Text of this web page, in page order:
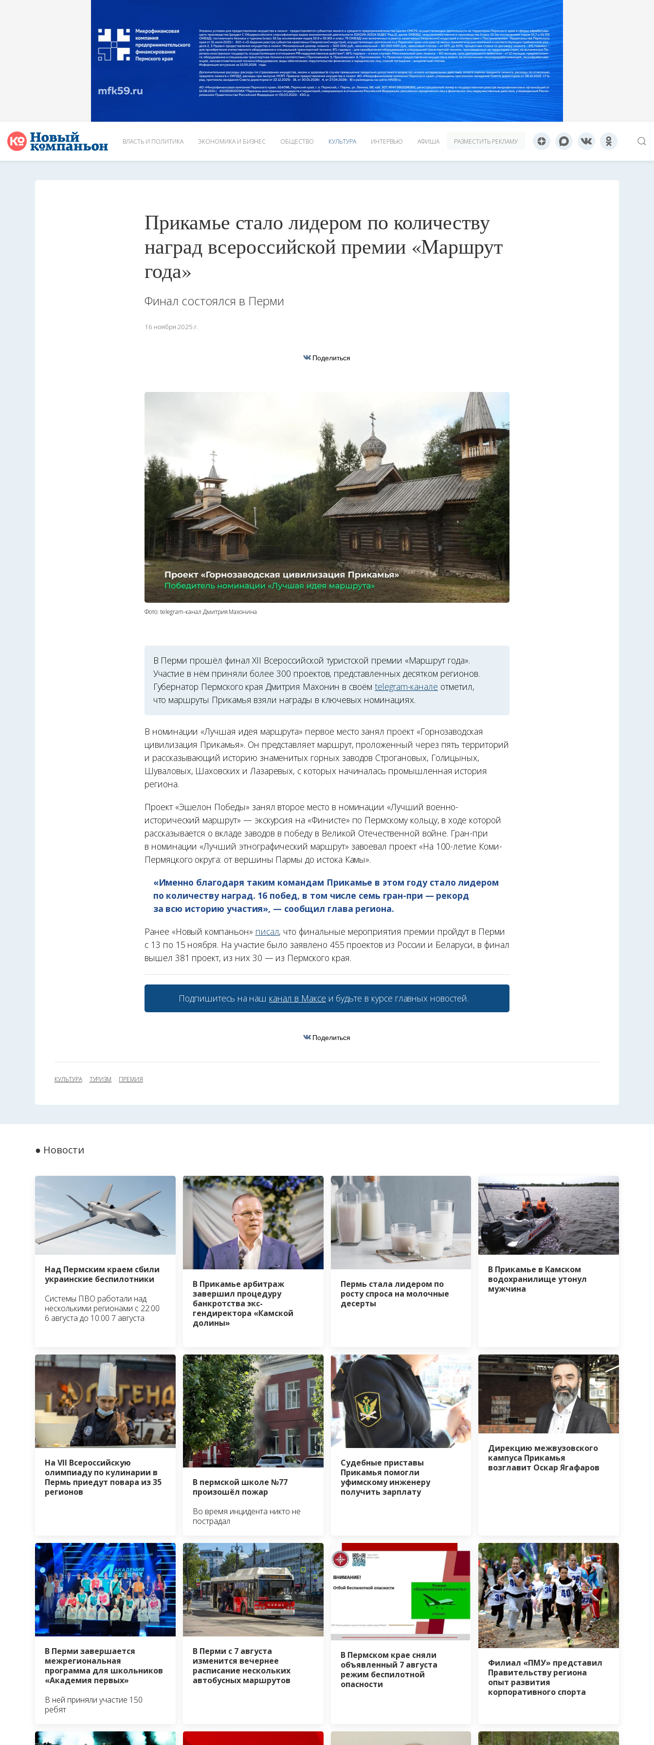
ВЛАСТЬ И ПОЛИТИКА ЭКОНОМИКА И БИЗНЕС ОБЩЕСТВО КУЛЬТУРА ИНТЕРВЬЮ АФИША РАЗМЕСТИТЬ РЕКЛАМУ
Прикамье стало лидером по количеству
наград всероссийской премии «Маршрут
года»
Финал состоялся в Перми
16 ноября 2025 г.
Поделиться
Фото: telegram-канал Дмитрия Махонина
В Перми прошёл финал XII Всероссийской туристской премии «Маршрут года».
Участие в нём приняли более 300 проектов, представленных десятком регионов.
Губернатор Пермского края Дмитрия Махонин в своём telegram-канале отметил,
что маршруты Прикамья взяли награды в ключевых номинациях.
В номинации «Лучшая идея маршрута» первое место занял проект «Горнозаводская
цивилизация Прикамья». Он представляет маршрут, проложенный через пять территорий
и рассказывающий историю знаменитых горных заводов Строгановых, Голицыных,
Шуваловых, Шаховских и Лазаревых, с которых начиналась промышленная история
региона.
Проект «Эшелон Победы» занял второе место в номинации «Лучший военно-
исторический маршрут» — экскурсия на «Финисте» по Пермскому кольцу, в ходе которой
рассказывается о вкладе заводов в победу в Великой Отечественной войне. Гран-при
в номинации «Лучший этнографический маршрут» завоевал проект «На 100-летие Коми-
Пермяцкого округа: от вершины Пармы до истока Камы».
«Именно благодаря таким командам Прикамье в этом году стало лидером
по количеству наград. 16 побед, в том числе семь гран-при — рекорд
за всю историю участия», — сообщил глава региона.
Ранее «Новый компаньон» писал, что финальные мероприятия премии пройдут в Перми
с 13 по 15 ноября. На участие было заявлено 455 проектов из России и Беларуси, в финал
вышел 381 проект, из них 30 — из Пермского края.
Подпишитесь на наш канал в Максе и будьте в курсе главных новостей.
Поделиться
КУЛЬТУРА ТУРИЗМ ПРЕМИЯ
● Новости
Над Пермским краем сбили
украинские беспилотники
Системы ПВО работали над
несколькими регионами с 22:00
6 августа до 10:00 7 августа
В Прикамье арбитраж
завершил процедуру
банкротства экс-
гендиректора «Камской
долины»
Пермь стала лидером по
росту спроса на молочные
десерты
В Прикамье в Камском
водохранилище утонул
мужчина
На VII Всероссийскую
олимпиаду по кулинарии в
Пермь приедут повара из 35
регионов
В пермской школе №77
произошёл пожар
Во время инцидента никто не
пострадал
Судебные приставы
Прикамья помогли
уфимскому инженеру
получить зарплату
Дирекцию межвузовского
кампуса Прикамья
возглавит Оскар Ягафаров
В Перми завершается
межрегиональная
программа для школьников
«Академия первых»
В ней приняли участие 150
ребят
В Перми с 7 августа
изменится вечернее
расписание нескольких
автобусных маршрутов
В Пермском крае сняли
объявленный 7 августа
режим беспилотной
опасности
Филиал «ПМУ» представил
Правительству региона
опыт развития
корпоративного спорта